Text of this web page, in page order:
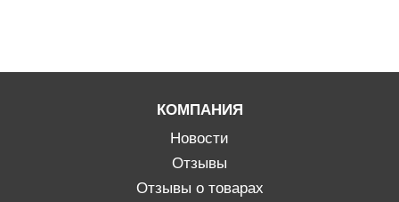
КОМПАНИЯ
Новости
Отзывы
Отзывы о товарах